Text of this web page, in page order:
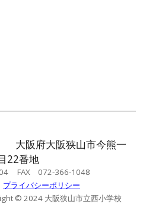
大阪府大阪狭山市今熊一
22番地
FAX 072-366-1048
プライバシーポリシー
© 2024 大阪狭山市立西小学校